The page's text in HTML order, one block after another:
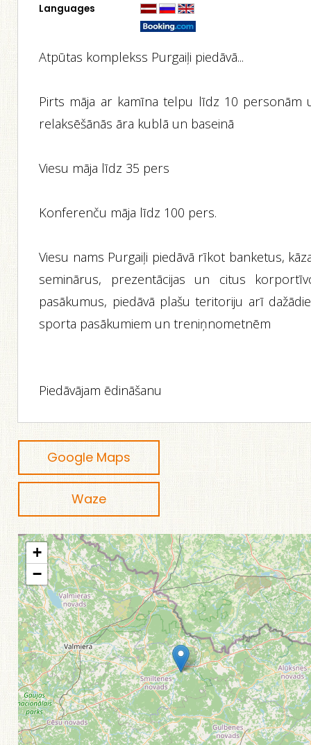
Languages
Atpūtas komplekss Purgaiļi piedāvā...
Pirts māja ar kamīna telpu līdz 10 personām
relaksēšānās āra kublā un baseinā
Viesu māja līdz 35 pers
Konferenču māja līdz 100 pers.
Viesu nams Purgaiļi piedāvā rīkot banketus,
seminārus, prezentācijas un citus
pasākumus, piedāvā plašu teritoriju arī
sporta pasākumiem un treniņnometnēm
Piedāvājam ēdināšanu
Google Maps
Waze
+
−